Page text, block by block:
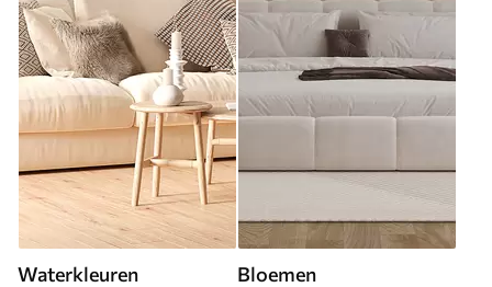
Waterkleuren Bloemen